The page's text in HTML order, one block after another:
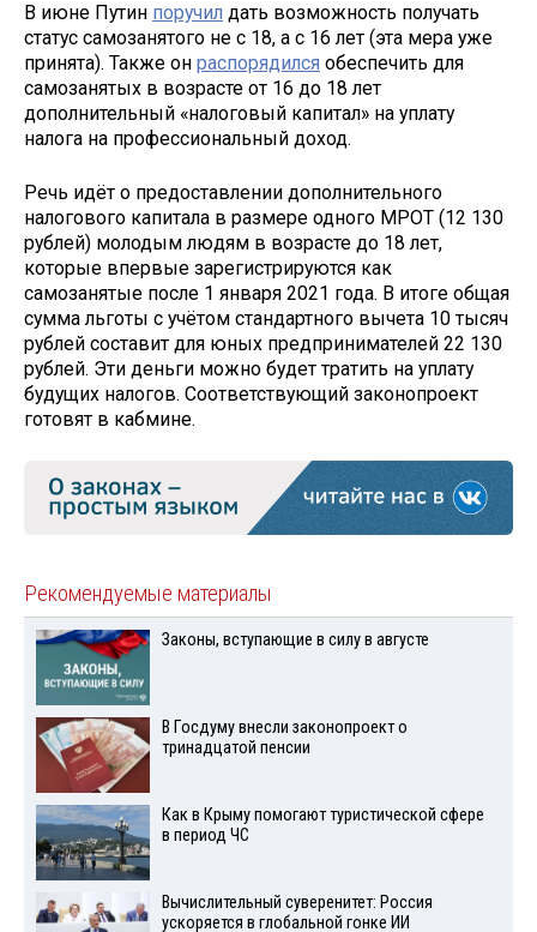
В июне Путин поручил дать возможность получать
статус самозанятого не с 18, а с 16 лет (эта мера уже
принята). Также он распорядился обеспечить для
самозанятых в возрасте от 16 до 18 лет
дополнительный «налоговый капитал» на уплату
налога на профессиональный доход.
Речь идёт о предоставлении дополнительного
налогового капитала в размере одного МРОТ (12 130
рублей) молодым людям в возрасте до 18 лет,
которые впервые зарегистрируются как
самозанятые после 1 января 2021 года. В итоге общая
сумма льготы с учётом стандартного вычета 10 тысяч
рублей составит для юных предпринимателей 22 130
рублей. Эти деньги можно будет тратить на уплату
будущих налогов. Соответствующий законопроект
готовят в кабмине.
Рекомендуемые материалы
Законы, вступающие в силу в августе
В Госдуму внесли законопроект о
тринадцатой пенсии
Как в Крыму помогают туристической сфере
в период ЧС
Вычислительный суверенитет: Россия
ускоряется в глобальной гонке ИИ